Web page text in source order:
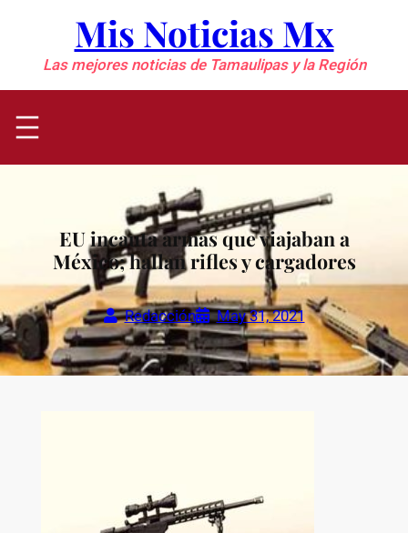
contenido
Mis Noticias Mx
Las mejores noticias de Tamaulipas y la Región
EU incauta armas que viajaban a
México; hallan rifles y cargadores
Redacción May 31, 2021